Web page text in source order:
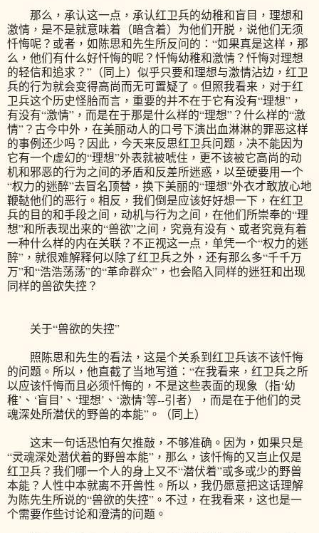
那么，承认这一点，承认红卫兵的幼稚和盲目，理想和
激情，是不是就意味着（暗含着）为他们开脱，说他们无须
忏悔呢？或者，如陈思和先生所反问的：“如果真是这样，那
么，他们有什么好忏悔的呢？忏悔幼稚和激情？忏悔对理想
的轻信和追求？”（同上）似乎只要和理想与激情沾边，红卫
兵的行为就会变得高尚而无可置疑了。但照我看来，对于红
卫兵这个历史怪胎而言，重要的并不在于它有没有“理想”，
有没有“激情”，而是在于那是什么样的“理想”？什么样的“激
情”？古今中外，在美丽动人的口号下演出血淋淋的罪恶这样
的事例还少吗？因此，今天来反思红卫兵问题，决不能因为
它有一个虚幻的“理想”外表就被唬住，更不该被它高尚的动
机和邪恶的行为之间的矛盾和反差所迷惑，以至硬要用一个
“权力的迷醉”去冒名顶替，换下美丽的“理想”外衣才敢放心地
鞭鞑他们的恶行。相反，我们倒是应该好好想一下，在红卫
兵的目的和手段之间，动机与行为之间，在他们所崇奉的“理
想”和所表现出来的“兽欲”之间，究竟有没有、或者究竟有着
一种什么样的内在关联？不正视这一点，单凭一个“权力的迷
醉”，就很难解释何以除了红卫兵之外，还有那么多“千千万
万”和“浩浩荡荡”的“革命群众”，也会陷入同样的迷狂和出现
同样的兽欲失控？
关于“兽欲的失控”
照陈思和先生的看法，这是个关系到红卫兵该不该忏悔
的问题。所以，他直截了当地写道：“在我看来，红卫兵之所
以应该忏悔而且必须忏悔的，不是这些表面的现象（指‘幼
稚’、‘盲目’、‘理想’、‘激情’等--引者），而是在于他们的灵
魂深处所潜伏的野兽的本能”。（同上）
这末一句话恐怕有欠推敲，不够准确。因为，如果只是
“灵魂深处潜伏着的野兽本能”，那么，该忏悔的又岂止仅是
红卫兵？我们哪一个人的身上又不“潜伏着”或多或少的野兽
本能？人性中本就离不开兽性。所以，我仍愿意把这话理解
为陈先生所说的“兽欲的失控”。不过，在我看来，这也是一
个需要作些讨论和澄清的问题。